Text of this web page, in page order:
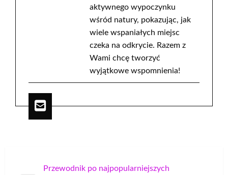
aktywnego wypoczynku
wśród natury, pokazując, jak
wiele wspaniałych miejsc
czeka na odkrycie. Razem z
Wami chcę tworzyć
wyjątkowe wspomnienia!
NawigacjaPrzewodnik po najpopularniejszych